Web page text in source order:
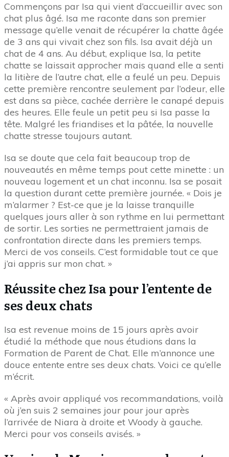
Commençons par Isa qui vient d’accueillir avec son
chat plus âgé. Isa me raconte dans son premier
message qu’elle venait de récupérer la chatte âgée
de 3 ans qui vivait chez son fils. Isa avait déjà un
chat de 4 ans. Au début, explique Isa, la petite
chatte se laissait approcher mais quand elle a senti
la litière de l’autre chat, elle a feulé un peu. Depuis
cette première rencontre seulement par l’odeur, elle
est dans sa pièce, cachée derrière le canapé depuis
des heures. Elle feule un petit peu si Isa passe la
tête. Malgré les friandises et la pâtée, la nouvelle
chatte stresse toujours autant.
Isa se doute que cela fait beaucoup trop de
nouveautés en même temps pout cette minette : un
nouveau logement et un chat inconnu. Isa se posait
la question durant cette première journée. « Dois je
m’alarmer ? Est-ce que je la laisse tranquille
quelques jours aller à son rythme en lui permettant
de sortir. Les sorties ne permettraient jamais de
confrontation directe dans les premiers temps.
Merci de vos conseils. C’est formidable tout ce que
j’ai appris sur mon chat. »
Réussite chez Isa pour l’entente de
ses deux chats
Isa est revenue moins de 15 jours après avoir
étudié la méthode que nous étudions dans la
Formation de Parent de Chat. Elle m’annonce une
douce entente entre ses deux chats. Voici ce qu’elle
m’écrit.
« Après avoir appliqué vos recommandations, voilà
où j’en suis 2 semaines jour pour jour après
l’arrivée de Niara à droite et Woody à gauche.
Merci pour vos conseils avisés. »